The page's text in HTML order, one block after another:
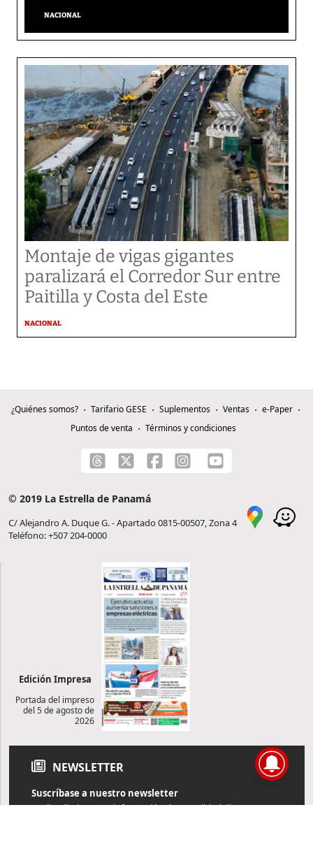
NACIONAL
Montaje de vigas gigantes
paralizará el Corredor Sur entre
Paitilla y Costa del Este
NACIONAL
¿Quiénes somos? Tarifario GESE Suplementos Ventas
e-Paper
Puntos de venta
Términos y condiciones
© 2019 La Estrella de Panamá
C/ Alejandro A. Duque G. - Apartado 0815-00507, Zona 4
Teléfono: +507 204-0000
Edición Impresa
Portada del impreso
del 5 de agosto de
2026
NEWSLETTER
Suscríbase a nuestro newsletter
Reciba diariamente información de actualidad directamente en